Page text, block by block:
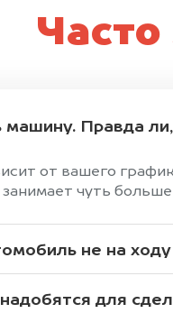
машину. Правда
от вашего
чуть
не на
для